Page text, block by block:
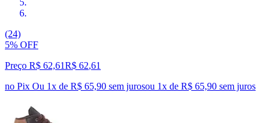
(24)
5% OFF
Preço R$ 62,61R$ 62,61
no Pix Ou 1x de R$ 65,90 sem jurosou 1x de R$ 65,90 sem juros